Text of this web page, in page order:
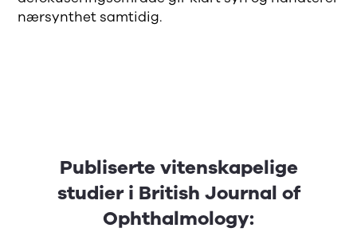
nærsynthet samtidig.
Publiserte vitenskapelige
studier i British Journal of
Ophthalmology: